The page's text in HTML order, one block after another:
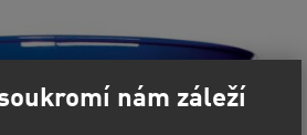
nám záleží